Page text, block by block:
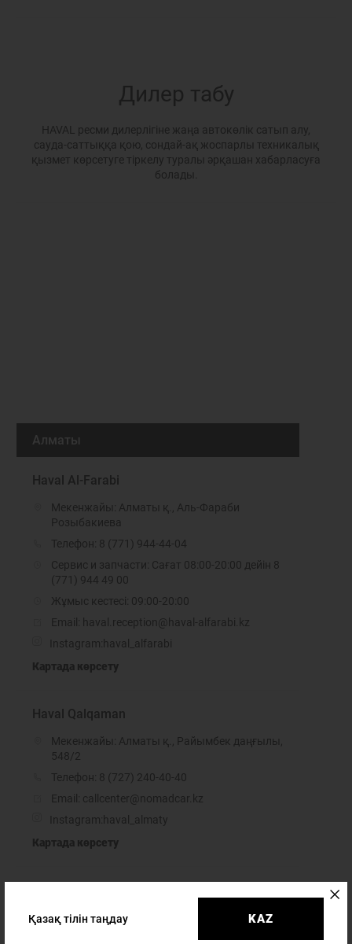
Дилер табу
HAVAL ресми дилерлігіне жаңа автокөлік сатып алу,
сауда-саттыққа қою, сондай-ақ жоспарлы техникалық
қызмет көрсетуге тіркелу туралы әрқашан хабарласуға
болады.
Алматы
Haval Al-Farabi
Мекенжайы: Алматы қ., Аль-Фараби
Розыбакиева
Телефон: 8 (771) 944-44-04
Сервис и запчасти: Сағат 08:00-20:00 дейін 8
(771) 944 49 00
Жұмыс кестесі: 09:00-20:00
Email: haval.reception@haval-alfarabi.kz
Instagram: haval_alfarabi
Картада көрсету
Haval Qalqaman
Мекенжайы: Алматы қ., Райымбек даңғылы,
548/2
Телефон: 8 (727) 240-40-40
Email: callcenter@nomadcar.kz
Instagram: haval_almaty
Картада көрсету
Мекенжайы: Алматы қ, көш. Желтоқсан, 15а
Қазақ тілін таңдау KAZ